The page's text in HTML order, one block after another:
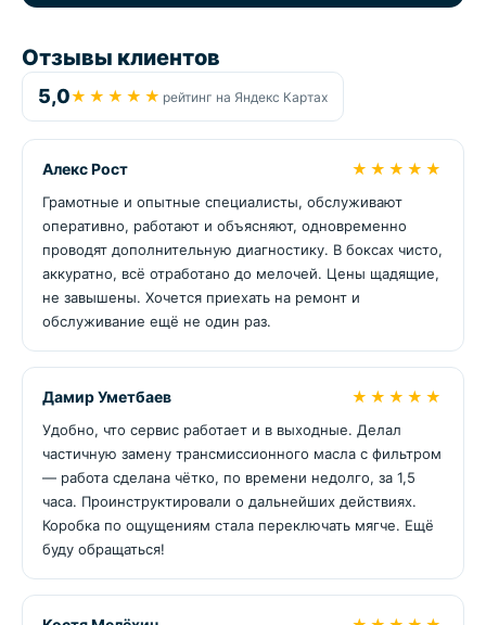
Отзывы клиентов
5,0★★★★★ рейтинг на Яндекс Картах
Алекс Рост ★★★★★
Грамотные и опытные специалисты, обслуживают
оперативно, работают и объясняют, одновременно
проводят дополнительную диагностику. В боксах чисто,
аккуратно, всё отработано до мелочей. Цены щадящие,
не завышены. Хочется приехать на ремонт и
обслуживание ещё не один раз.
Дамир Уметбаев ★★★★★
Удобно, что сервис работает и в выходные. Делал
частичную замену трансмиссионного масла с фильтром
— работа сделана чётко, по времени недолго, за 1,5
часа. Проинструктировали о дальнейших действиях.
Коробка по ощущениям стала переключать мягче. Ещё
буду обращаться!